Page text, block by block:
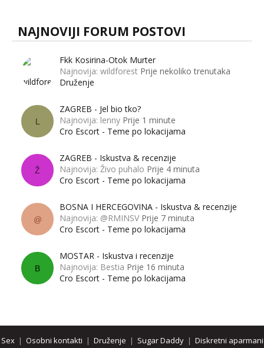
NAJNOVIJI FORUM POSTOVI
Fkk Kosirina-Otok Murter
Najnovija: wildforest Prije nekoliko trenutaka
Druženje
L
ZAGREB - Jel bio tko?
Najnovija: lenny Prije 1 minute
Cro Escort - Teme po lokacijama
Ž
ZAGREB - Iskustva & recenzije
Najnovija: Živo puhalo Prije 4 minuta
Cro Escort - Teme po lokacijama
@
BOSNA I HERCEGOVINA - Iskustva & recenzije
Najnovija: @RMINSV Prije 7 minuta
Cro Escort - Teme po lokacijama
B
MOSTAR - Iskustva i recenzije
Najnovija: Bestia Prije 16 minuta
Cro Escort - Teme po lokacijama
Sex| Osobni kontakti | Druženje | Sugar Daddy| Diskretni aparmani